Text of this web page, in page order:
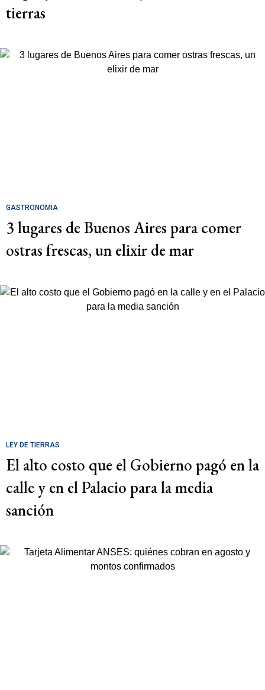
tierras
GASTRONOMÍA
3 lugares de Buenos Aires para comer
ostras frescas, un elixir de mar
LEY DE TIERRAS
El alto costo que el Gobierno pagó en la
calle y en el Palacio para la media
sanción